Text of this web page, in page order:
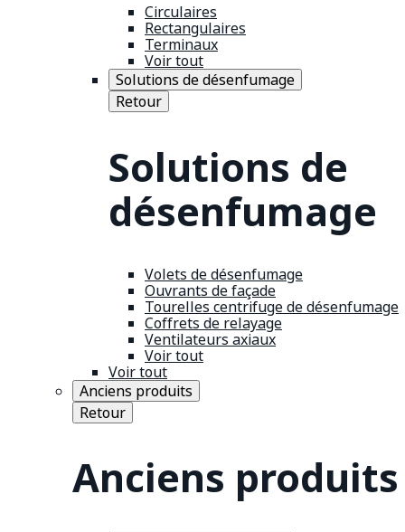
Circulaires
Rectangulaires
Terminaux
Voir tout
Solutions de désenfumage
Retour
Solutions de
désenfumage
Volets de désenfumage
Ouvrants de façade
Tourelles centrifuge de désenfumage
Coffrets de relayage
Ventilateurs axiaux
Voir tout
Voir tout
Anciens produits
Retour
Anciens produits